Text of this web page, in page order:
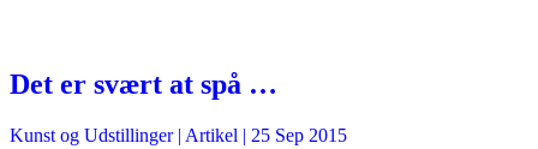
Det er svært at spå …
Kunst og Udstillinger| Artikel | 25 Sep 2015